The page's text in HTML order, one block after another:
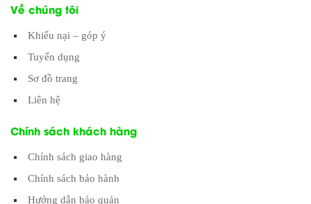
Về chúng tôi
Khiếu nại – góp ý
Tuyển dụng
Sơ đồ trang
Liên hệ
Chính sách khách hàng
Chính sách giao hàng
Chính sách bảo hành
Hướng dẫn bảo quản